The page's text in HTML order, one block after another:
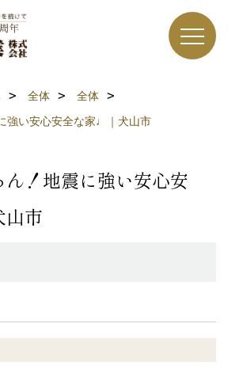
全体
全体
強い安心安全な家♩｜犬山市
！地震に強い安心安
市